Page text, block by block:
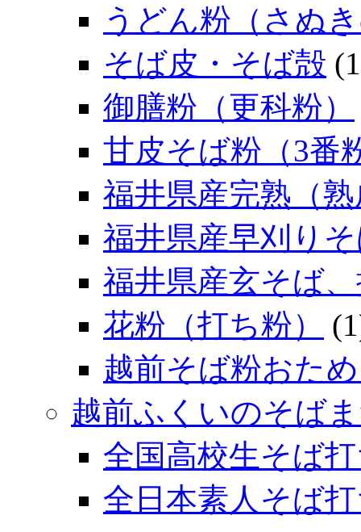
うどん粉（さぬ
そば皮・そば殻
御膳粉（更科粉）
甘皮そば粉（3番
福井県産完熟（
福井県産早刈り
福井県産玄そば
花粉（打ち粉）
越前そば粉おた
越前ふくいのそば
全国高校生そば
全日本素人そば